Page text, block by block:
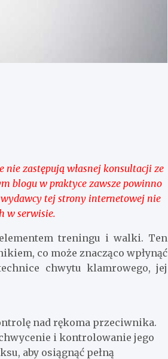
zastępują własnej konsultacji ze
blogu w praktyce zawsze powinno
tej strony internetowej nie
w serwisie.
treningu i walki. Ten
co może znacząco wpłynąć
chwytu klamrowego, jej
nad rękoma przeciwnika.
i kontrolowanie jego
aby osiągnąć pełną